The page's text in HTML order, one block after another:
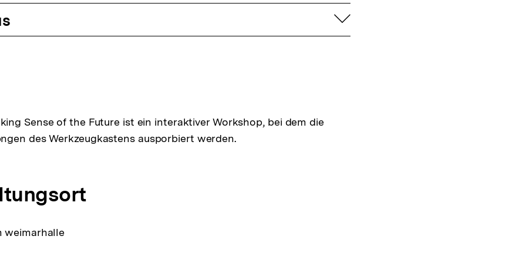
aufklappen
Sense of the Future ist ein interaktiver Workshop, bei dem die
des Werkzeugkastens ausporbiert werden.
weimarhalle